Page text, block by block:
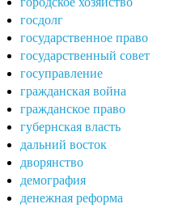
госдолг
государственное право
государственный совет
госуправление
гражданская война
гражданское право
губернская власть
дальний восток
дворянство
демография
денежная реформа